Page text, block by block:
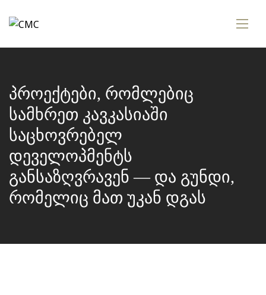
პროექტები, რომლებიც
სამხრეთ კავკასიაში
საცხოვრებელ
დეველოპმენტს
განსაზღვრავენ — და გუნდი,
რომელიც მათ უკან დგას